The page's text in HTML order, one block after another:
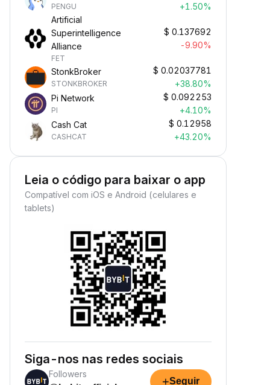
PENGU
+1.50%
Artificial
Superintelligence
Alliance
FET
$ 0.137692
-9.90%
StonkBroker
STONKBROKER
$ 0.02037781
+38.80%
Pi Network
PI
$ 0.092253
+4.10%
Cash Cat
CASHCAT
$ 0.12958
+43.20%
Leia o código para baixar o app
Compatível com iOS e Android (celulares e
tablets)
Siga-nos nas redes sociais
Followers
+Seguir